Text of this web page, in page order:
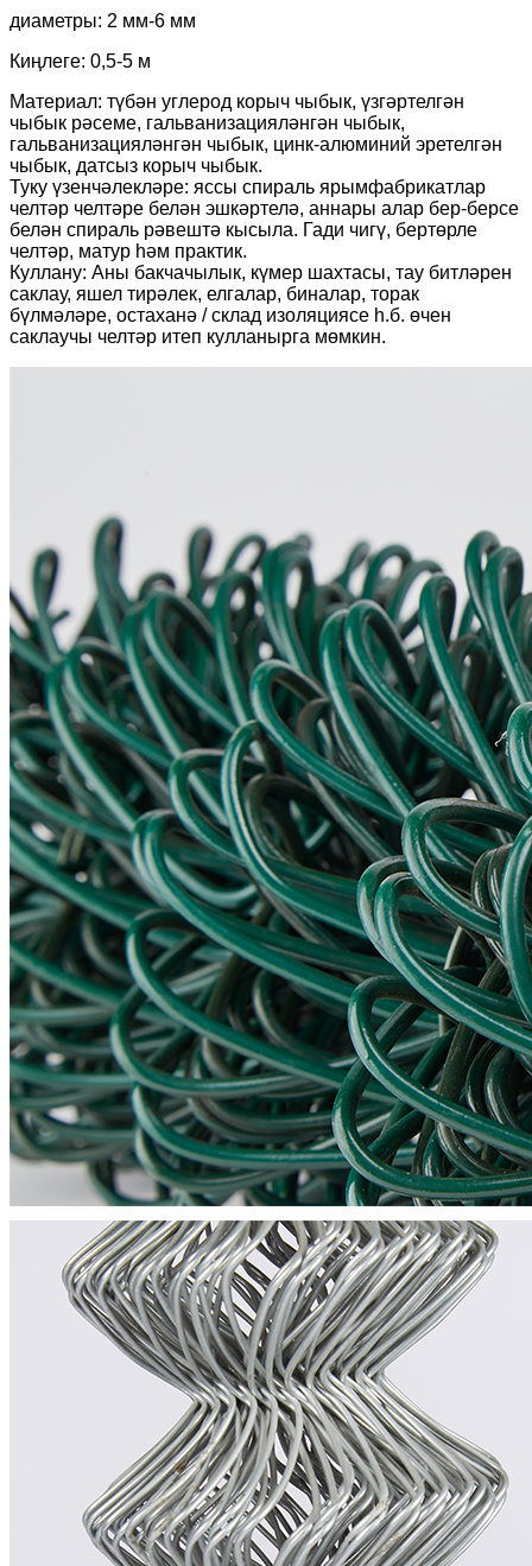
диаметры: 2 мм-6 мм
Киңлеге: 0,5-5 м
Материал: түбән углерод корыч чыбык, үзгәртелгән
чыбык рәсеме, гальванизацияләнгән чыбык,
гальванизацияләнгән чыбык, цинк-алюминий эретелгән
чыбык, датсыз корыч чыбык.
Туку үзенчәлекләре: яссы спираль ярымфабрикатлар
челтәр челтәре белән эшкәртелә, аннары алар бер-берсе
белән спираль рәвештә кысыла. Гади чигү, бертөрле
челтәр, матур һәм практик.
Куллану: Аны бакчачылык, күмер шахтасы, тау битләрен
саклау, яшел тирәлек, елгалар, биналар, торак
бүлмәләре, остаханә / склад изоляциясе һ.б. өчен
саклаучы челтәр итеп кулланырга мөмкин.